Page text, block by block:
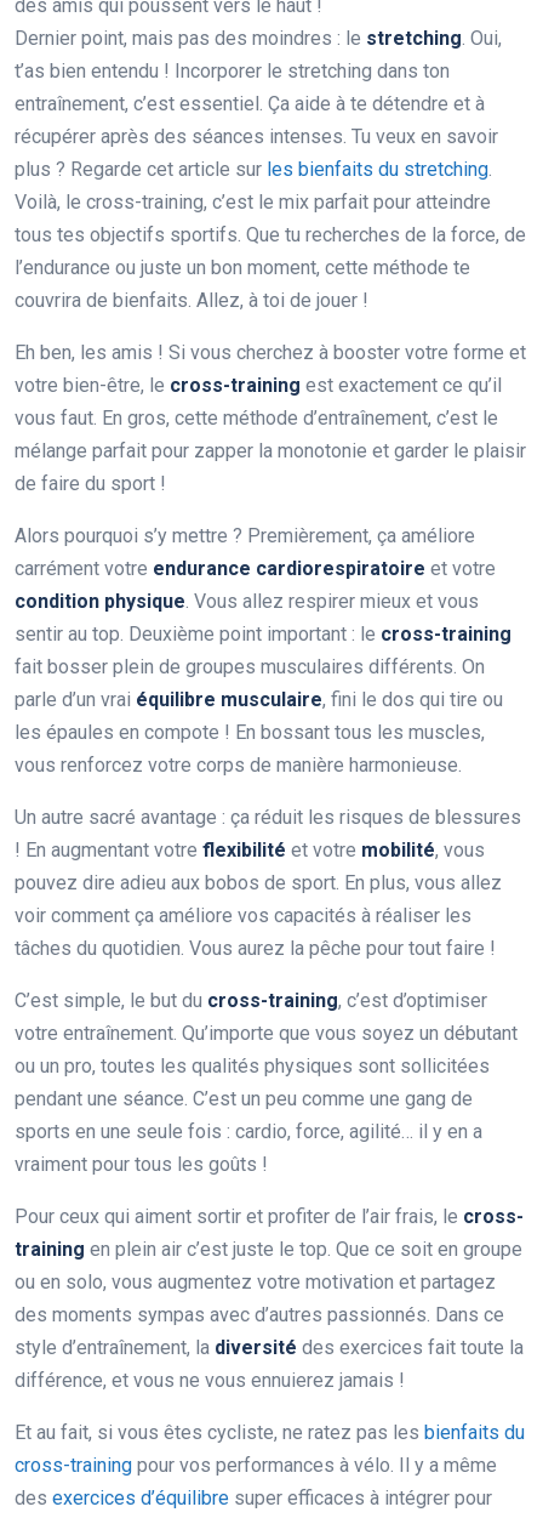
des amis qui poussent vers le haut !
Dernier point, mais pas des moindres : le stretching. Oui,
t’as bien entendu ! Incorporer le stretching dans ton
entraînement, c’est essentiel. Ça aide à te détendre et à
récupérer après des séances intenses. Tu veux en savoir
plus ? Regarde cet article sur les bienfaits du stretching.
Voilà, le cross-training, c’est le mix parfait pour atteindre
tous tes objectifs sportifs. Que tu recherches de la force, de
l’endurance ou juste un bon moment, cette méthode te
couvrira de bienfaits. Allez, à toi de jouer !
Eh ben, les amis ! Si vous cherchez à booster votre forme et
votre bien-être, le cross-training est exactement ce qu’il
vous faut. En gros, cette méthode d’entraînement, c’est le
mélange parfait pour zapper la monotonie et garder le plaisir
de faire du sport !
Alors pourquoi s’y mettre ? Premièrement, ça améliore
carrément votre endurance cardiorespiratoire et votre
condition physique. Vous allez respirer mieux et vous
sentir au top. Deuxième point important : le cross-training
fait bosser plein de groupes musculaires différents. On
parle d’un vrai équilibre musculaire, fini le dos qui tire ou
les épaules en compote ! En bossant tous les muscles,
vous renforcez votre corps de manière harmonieuse.
Un autre sacré avantage : ça réduit les risques de blessures
! En augmentant votre flexibilité et votre mobilité, vous
pouvez dire adieu aux bobos de sport. En plus, vous allez
voir comment ça améliore vos capacités à réaliser les
tâches du quotidien. Vous aurez la pêche pour tout faire !
C’est simple, le but du cross-training, c’est d’optimiser
votre entraînement. Qu’importe que vous soyez un débutant
ou un pro, toutes les qualités physiques sont sollicitées
pendant une séance. C’est un peu comme une gang de
sports en une seule fois : cardio, force, agilité… il y en a
vraiment pour tous les goûts !
Pour ceux qui aiment sortir et profiter de l’air frais, le cross-
training en plein air c’est juste le top. Que ce soit en groupe
ou en solo, vous augmentez votre motivation et partagez
des moments sympas avec d’autres passionnés. Dans ce
style d’entraînement, la diversité des exercices fait toute la
différence, et vous ne vous ennuierez jamais !
Et au fait, si vous êtes cycliste, ne ratez pas les bienfaits du
cross-training pour vos performances à vélo. Il y a même
des exercices d’équilibre super efficaces à intégrer pour